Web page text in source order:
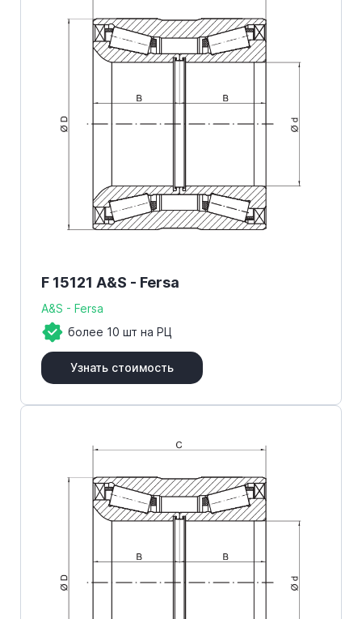
F 15121 A&S - Fersa
A&S - Fersa
более 10 шт на РЦ
Узнать стоимость